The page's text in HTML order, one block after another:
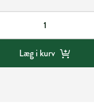
Læg i kurv